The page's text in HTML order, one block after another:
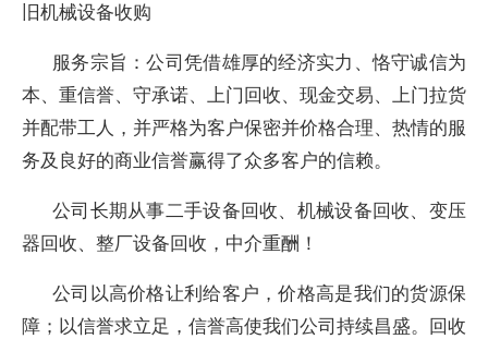
旧机械设备收购
服务宗旨：公司凭借雄厚的经济实力、恪守诚信为
本、重信誉、守承诺、上门回收、现金交易、上门拉货
并配带工人，并严格为客户保密并价格合理、热情的服
务及良好的商业信誉赢得了众多客户的信赖。
公司长期从事二手设备回收、机械设备回收、变压
器回收、整厂设备回收，中介重酬！
公司以高价格让利给客户，价格高是我们的货源保
障；以信誉求立足，信誉高使我们公司持续昌盛。回收